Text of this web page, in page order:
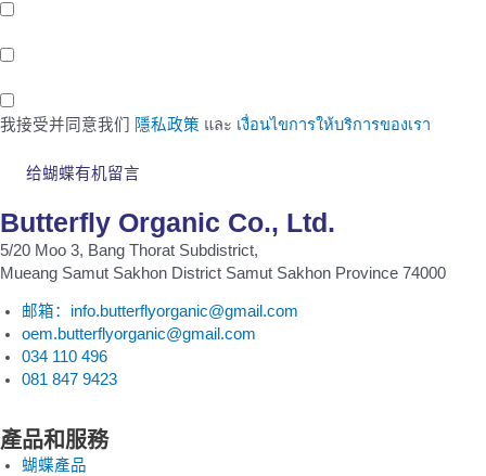
我接受并同意我们 隱私政策 และ เงื่อนไขการให้บริการของเรา
给蝴蝶有机留言
Butterfly Organic Co., Ltd.
5/20 Moo 3, Bang Thorat Subdistrict,
Mueang Samut Sakhon District Samut Sakhon Province 74000
邮箱：info.butterflyorganic@gmail.com
oem.butterflyorganic@gmail.com
034 110 496
081 847 9423
產品和服務
蝴蝶產品